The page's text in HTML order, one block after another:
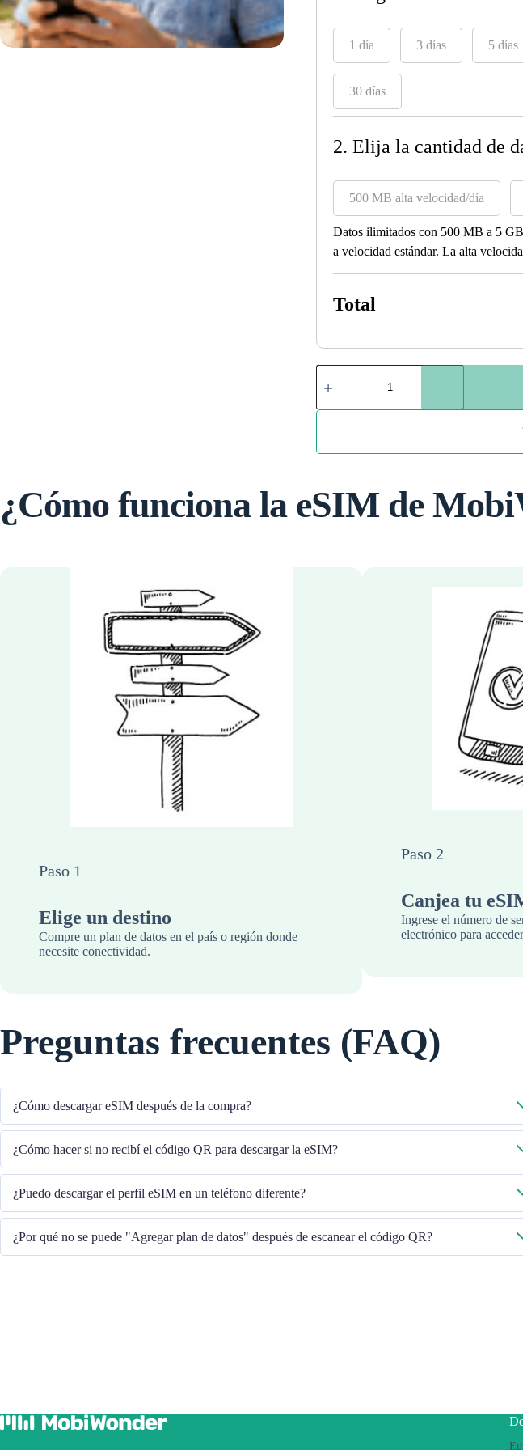
1 día 3 días 5 días
30 días
2. Elija la cantidad de
500 MB alta velocidad/día
Datos ilimitados con 500 MB a 5
a velocidad estándar. La alta
Total
eSIM
Islas
Caribe
¿Cómo funciona la eSIM de
Paso 1
Elige un destino
Compre un plan de datos en el país o región donde
necesite conectividad.
Paso 2
Canjea tu
Ingrese el número de
electrónico para
Preguntas frecuentes (FAQ)
¿Cómo descargar eSIM después de la compra?
¿Cómo hacer si no recibí el código QR para descargar la eSIM?
cs@cmlink.com para reenviar el código QR.
¿Puedo descargar el perfil eSIM en un teléfono diferente?
¿Por qué no se puede "Agregar plan de datos" después de escanear el código QR?